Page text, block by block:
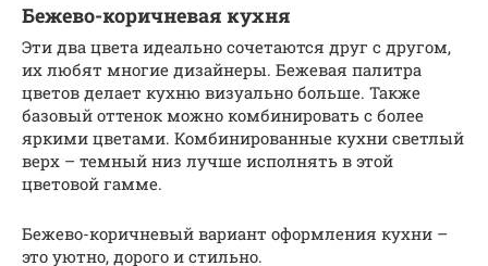
Бежево-коричневая кухня
Эти два цвета идеально сочетаются друг с другом,
их любят многие дизайнеры. Бежевая палитра
цветов делает кухню визуально больше. Также
базовый оттенок можно комбинировать с более
яркими цветами. Комбинированные кухни светлый
верх – темный низ лучше исполнять в этой
цветовой гамме.
Бежево-коричневый вариант оформления кухни –
это уютно, дорого и стильно.